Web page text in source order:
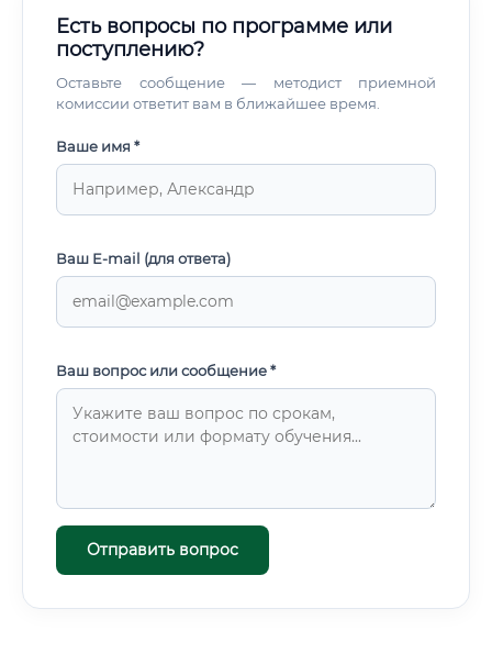
Есть вопросы по программе или
поступлению?
Оставьте сообщение — методист приемной
комиссии ответит вам в ближайшее время.
Ваше имя *
Ваш E-mail (для ответа)
Ваш вопрос или сообщение *
Отправить вопрос